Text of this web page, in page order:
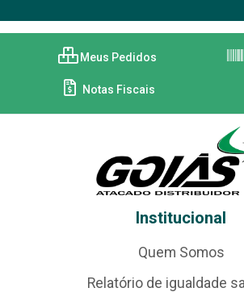
Meus Pedidos
Notas Fiscais
Institucional
Quem Somos
Relatório de igualdade